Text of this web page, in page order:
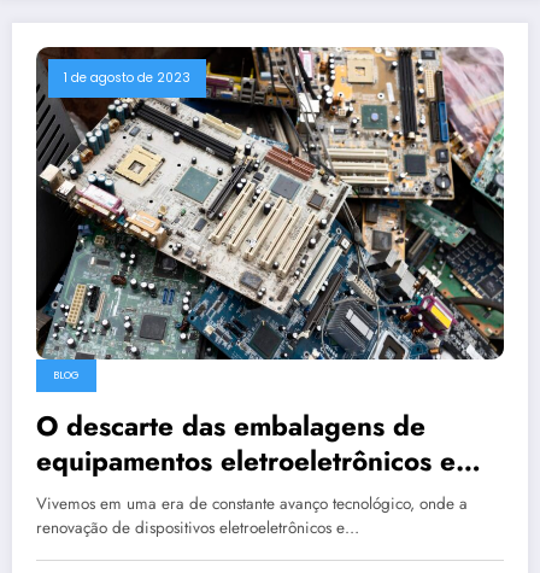
1 de agosto de 2023
BLOG
O descarte das embalagens de
equipamentos eletroeletrônicos e
eletrodomésticos: um dever
imprescindível
Vivemos em uma era de constante avanço tecnológico, onde a
renovação de dispositivos eletroeletrônicos e…